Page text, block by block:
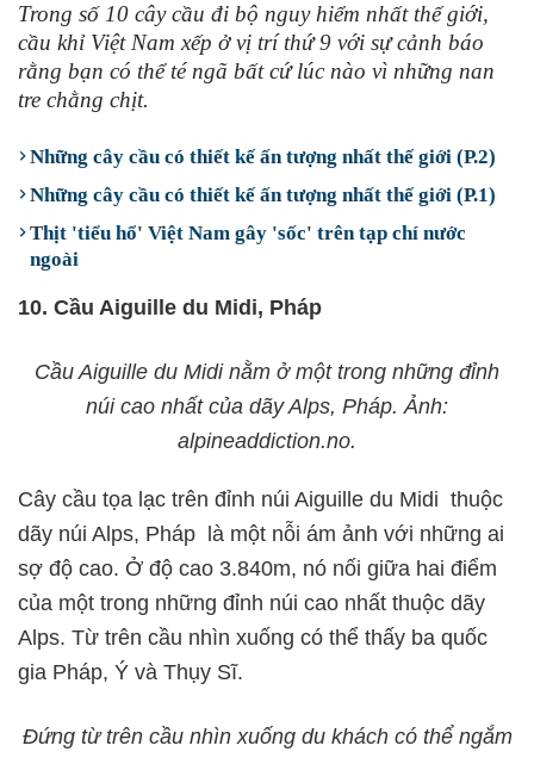
Trong số 10 cây cầu đi bộ nguy hiểm nhất thế giới,
cầu khỉ Việt Nam xếp ở vị trí thứ 9 với sự cảnh báo
rằng bạn có thể té ngã bất cứ lúc nào vì những nan
tre chằng chịt.
Những cây cầu có thiết kế ấn tượng nhất thế giới (P.2)
Những cây cầu có thiết kế ấn tượng nhất thế giới (P.1)
Thịt 'tiểu hổ' Việt Nam gây 'sốc' trên tạp chí nước
ngoài
10. Cầu Aiguille du Midi, Pháp
Cầu Aiguille du Midi nằm ở một trong những đỉnh
núi cao nhất của dãy Alps, Pháp. Ảnh:
alpineaddiction.no.
Cây cầu tọa lạc trên đỉnh núi Aiguille du Midi thuộc
dãy núi Alps, Pháp là một nỗi ám ảnh với những ai
sợ độ cao. Ở độ cao 3.840m, nó nối giữa hai điểm
của một trong những đỉnh núi cao nhất thuộc dãy
Alps. Từ trên cầu nhìn xuống có thể thấy ba quốc
gia Pháp, Ý và Thụy Sĩ.
Đứng từ trên cầu nhìn xuống du khách có thể ngắm